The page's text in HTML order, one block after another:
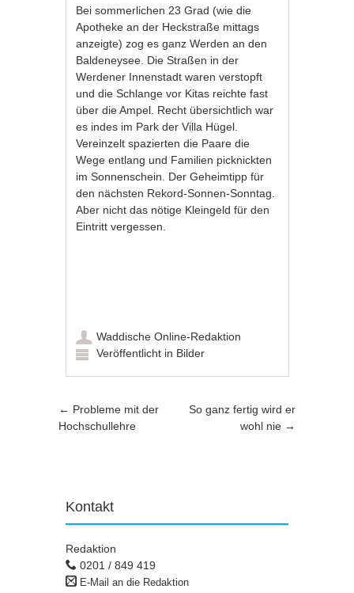
Bei sommerlichen 23 Grad (wie die
Apotheke an der Heckstraße mittags
anzeigte) zog es ganz Werden an den
Baldeneysee. Die Straßen in der
Werdener Innenstadt waren verstopft
und die Schlange vor Kitas reichte fast
über die Ampel. Recht übersichtlich war
es indes im Park der Villa Hügel.
Vereinzelt spazierten die Paare die
Wege entlang und Familien picknickten
im Sonnenschein. Der Geheimtipp für
den nächsten Rekord-Sonnen-Sonntag.
Aber nicht das nötige Kleingeld für den
Eintritt vergessen.
Waddische Online-Redaktion
Veröffentlicht in Bilder
Artikel-Navigation
← Probleme mit der
Hochschullehre
So ganz fertig wird er
wohl nie →
Kontakt
Redaktion
0201 / 849 419
E-Mail an die Redaktion